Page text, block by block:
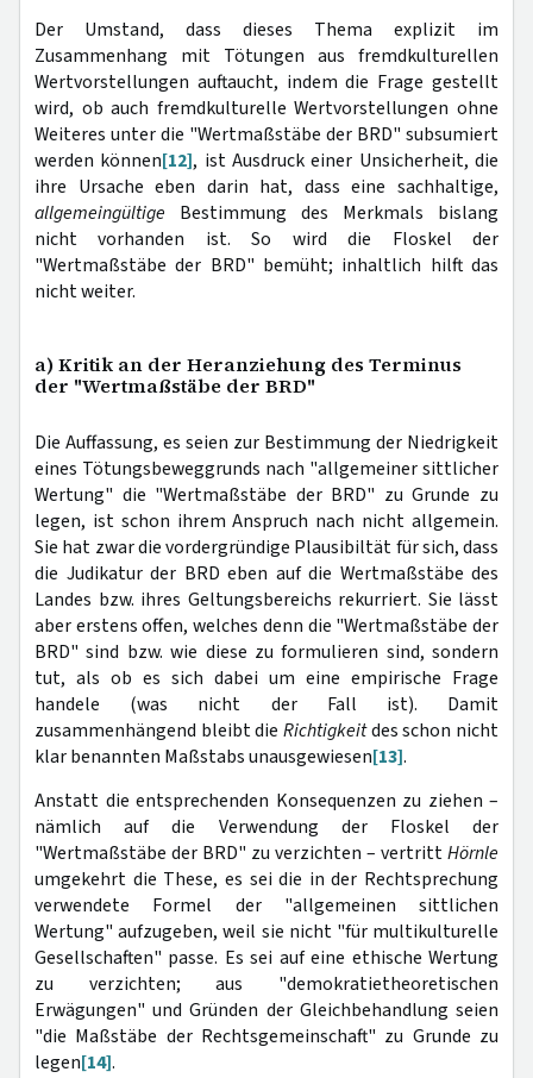
Der Umstand, dass dieses Thema explizit im
Zusammenhang mit Tötungen aus fremdkulturellen
Wertvorstellungen auftaucht, indem die Frage gestellt
wird, ob auch fremdkulturelle Wertvorstellungen ohne
Weiteres unter die "Wertmaßstäbe der BRD" subsumiert
werden können[12], ist Ausdruck einer Unsicherheit, die
ihre Ursache eben darin hat, dass eine sachhaltige,
allgemeingültige Bestimmung des Merkmals bislang
nicht vorhanden ist. So wird die Floskel der
"Wertmaßstäbe der BRD" bemüht; inhaltlich hilft das
nicht weiter.
a) Kritik an der Heranziehung des Terminus
der "Wertmaßstäbe der BRD"
Die Auffassung, es seien zur Bestimmung der Niedrigkeit
eines Tötungsbeweggrunds nach "allgemeiner sittlicher
Wertung" die "Wertmaßstäbe der BRD" zu Grunde zu
legen, ist schon ihrem Anspruch nach nicht allgemein.
Sie hat zwar die vordergründige Plausibiltät für sich, dass
die Judikatur der BRD eben auf die Wertmaßstäbe des
Landes bzw. ihres Geltungsbereichs rekurriert. Sie lässt
aber erstens offen, welches denn die "Wertmaßstäbe der
BRD" sind bzw. wie diese zu formulieren sind, sondern
tut, als ob es sich dabei um eine empirische Frage
handele (was nicht der Fall ist). Damit
zusammenhängend bleibt die Richtigkeitdes schon nicht
klar benannten Maßstabs unausgewiesen[13].
Anstatt die entsprechenden Konsequenzen zu ziehen –
nämlich auf die Verwendung der Floskel der
"Wertmaßstäbe der BRD" zu verzichten – vertrittHörnle
umgekehrt die These, es sei die in der Rechtsprechung
verwendete Formel der "allgemeinen sittlichen
Wertung" aufzugeben, weil sie nicht "für multikulturelle
Gesellschaften" passe. Es sei auf eine ethische Wertung
zu verzichten; aus "demokratietheoretischen
Erwägungen" und Gründen der Gleichbehandlung seien
"die Maßstäbe der Rechtsgemeinschaft" zu Grunde zu
legen[14].